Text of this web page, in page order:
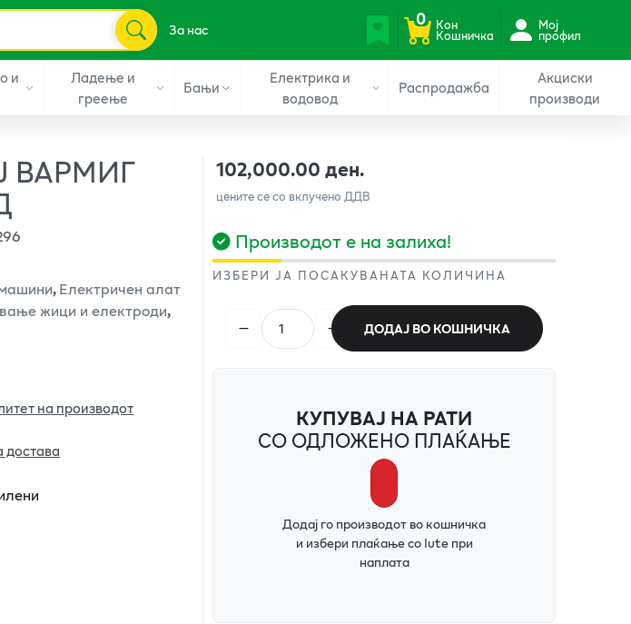
За нас 0 Кон
Кошничка
Мој
профил
и
Ладење и
греење
Бањи
Електрика и
водовод
Распродажба
Акциски
производи
ВАРМИГ
,Електричен алат
жици и електроди,
на производот
достава
102,000.00 ден.
цените се со вклучено ДДВ
Производот е на залиха!
ИЗБЕРИ ЈА ПОСАКУВАНАТА КОЛИЧИНА
ДОДАЈ ВО КОШНИЧКА
КУПУВАЈ НА РАТИ
СО ОДЛОЖЕНО ПЛАЌАЊЕ
Додај го производот во кошничка
и избери плаќање со Iute при
наплата